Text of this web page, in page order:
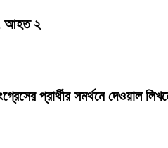
আহত ২
প্রার্থীর সমর্থনে দেওয়াল